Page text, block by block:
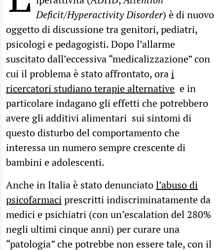
Deficit/Hyperactivity Disorder) è di nuovo
oggetto di discussione tra genitori, pediatri,
psicologi e pedagogisti. Dopo l’allarme
suscitato dall’eccessiva “medicalizzazione” con
cui il problema è stato affrontato, orai
ricercatori studiano terapie alternative e in
particolare indagano gli effetti che potrebbero
avere gli additivi alimentari sui sintomi di
questo disturbo del comportamento che
interessa un numero sempre crescente di
bambini e adolescenti.
Anche in Italia è stato denunciatol’abuso di
psicofarmaciprescritti indiscriminatamente da
medici e psichiatri (con un’escalation del 280%
negli ultimi cinque anni) per curare una
“patologia” che potrebbe non essere tale, con il